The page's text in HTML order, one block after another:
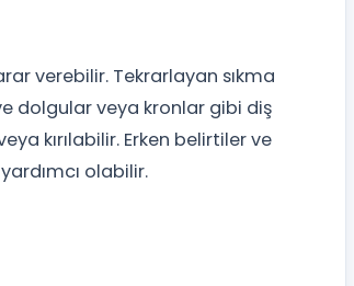
verebilir. Tekrarlayan sıkma
dolgular veya kronlar gibi diş
kırılabilir. Erken belirtiler ve
olabilir.